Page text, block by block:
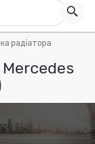
радіатора